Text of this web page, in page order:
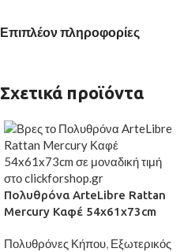
Επιπλέον πληροφορίες
Σχετικά προϊόντα
Πολυθρόνα ArteLibre Rattan
Mercury Καφέ 54x61x73cm
Πολυθρόνες Κήπου, Εξωτερικός